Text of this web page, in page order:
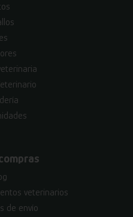
veterinarios
de envío